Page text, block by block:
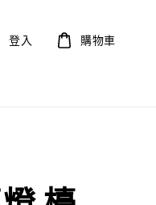
登入 購物車